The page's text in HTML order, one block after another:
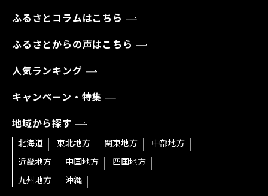
ふるさとコラムはこちら
ふるさとからの声はこちら
人気ランキング
キャンペーン・特集
地域から探す
北海道 東北地方 関東地方
中部地方
近畿地方
中国地方
四国地方
九州地方
沖縄